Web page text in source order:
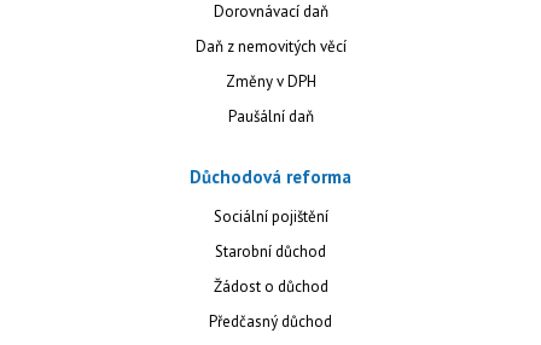
Dorovnávací daň
Daň z nemovitých věcí
Změny v DPH
Paušální daň
Důchodová reforma
Sociální pojištění
Starobní důchod
Žádost o důchod
Předčasný důchod